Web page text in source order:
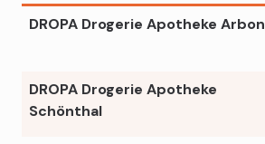
DROPA Drogerie Apotheke Arbon
DROPA Drogerie Apotheke
Schönthal